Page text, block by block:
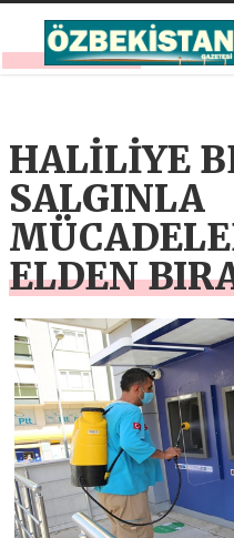
HALİLİYE
SALGINLA
ELDEN